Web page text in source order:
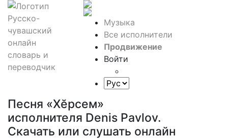
Музыка
Все исполнители
Продвижение
Войти
Песня «Хĕрсем»
исполнителя Denis Pavlov.
Скачать или слушать онлайн